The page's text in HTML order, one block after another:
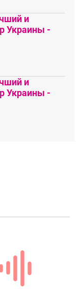
и
Украины -
и
Украины -